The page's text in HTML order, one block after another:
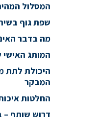
המסלול
שפת גוף
מה בדבר
המותג
היכולת לתת
המבקר
החלטות
דרוש שותף –